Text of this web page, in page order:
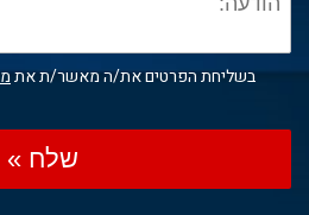
בשליחת הפרטים את/ה מאשר/ת את
שלח »